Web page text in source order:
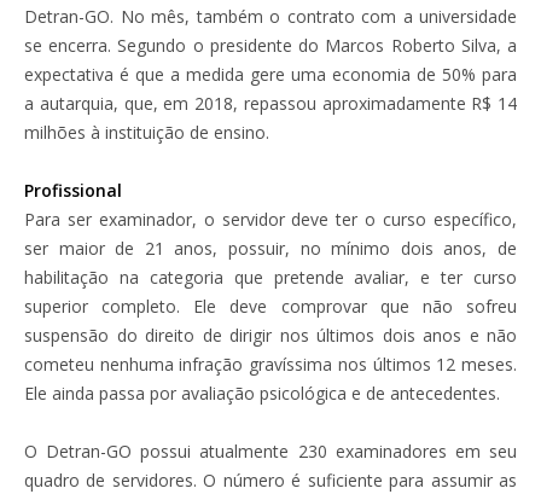
Detran-GO. No mês, também o contrato com a universidade
se encerra. Segundo o presidente do Marcos Roberto Silva, a
expectativa é que a medida gere uma economia de 50% para
a autarquia, que, em 2018, repassou aproximadamente R$ 14
milhões à instituição de ensino.
Profissional
Para ser examinador, o servidor deve ter o curso específico,
ser maior de 21 anos, possuir, no mínimo dois anos, de
habilitação na categoria que pretende avaliar, e ter curso
superior completo. Ele deve comprovar que não sofreu
suspensão do direito de dirigir nos últimos dois anos e não
cometeu nenhuma infração gravíssima nos últimos 12 meses.
Ele ainda passa por avaliação psicológica e de antecedentes.
O Detran-GO possui atualmente 230 examinadores em seu
quadro de servidores. O número é suficiente para assumir as